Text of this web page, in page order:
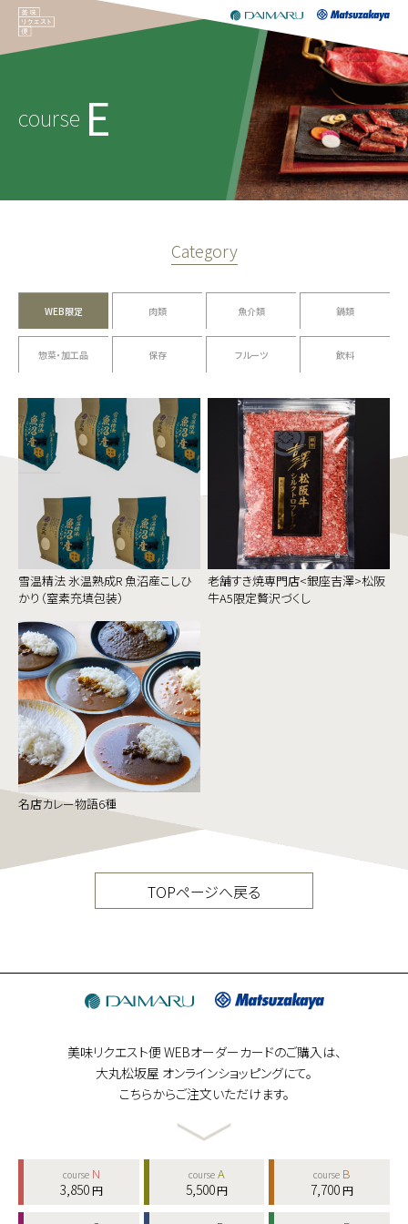
course E
Category
WEB限定 肉類 魚介類 鍋類
惣菜・加工品 保存 フルーツ 飲料
雪温精法 氷温熟成R 魚沼産こしひ
かり（窒素充填包装）
老舗すき焼専門店<銀座吉澤>松阪
牛A5限定贅沢づくし
名店カレー物語6種
TOPページへ戻る
美味リクエスト便 WEBオーダーカードのご購入は、
大丸松坂屋 オンラインショッピングにて。
こちらからご注文いただけます。
course N
3,850 円
course A
5,500 円
course B
7,700 円